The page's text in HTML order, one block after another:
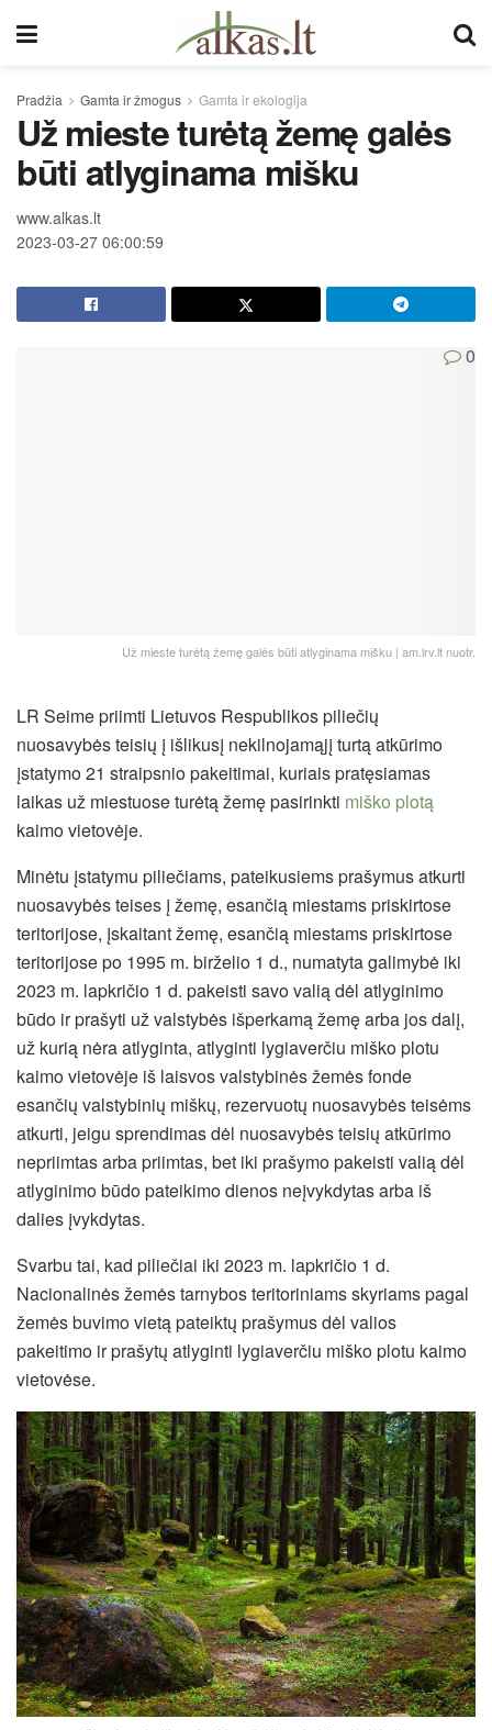
Pradžia Gamta ir žmogus Gamta ir ekologija
Už mieste turėtą žemę galės
būti atlyginama mišku
www.alkas.lt
2023-03-27 06:00:59
0
Už mieste turėtą žemę galės būti atlyginama mišku | am.lrv.lt nuotr.
LR Seime priimti Lietuvos Respublikos piliečių
nuosavybės teisių į išlikusį nekilnojamąjį turtą atkūrimo
įstatymo 21 straipsnio pakeitimai, kuriais pratęsiamas
laikas už miestuose turėtą žemę pasirinkti miško plotą
kaimo vietovėje.
Minėtu įstatymu piliečiams, pateikusiems prašymus atkurti
nuosavybės teises į žemę, esančią miestams priskirtose
teritorijose, įskaitant žemę, esančią miestams priskirtose
teritorijose po 1995 m. birželio 1 d., numatyta galimybė iki
2023 m. lapkričio 1 d. pakeisti savo valią dėl atlyginimo
būdo ir prašyti už valstybės išperkamą žemę arba jos dalį,
už kurią nėra atlyginta, atlyginti lygiaverčiu miško plotu
kaimo vietovėje iš laisvos valstybinės žemės fonde
esančių valstybinių miškų, rezervuotų nuosavybės teisėms
atkurti, jeigu sprendimas dėl nuosavybės teisių atkūrimo
nepriimtas arba priimtas, bet iki prašymo pakeisti valią dėl
atlyginimo būdo pateikimo dienos neįvykdytas arba iš
dalies įvykdytas.
Svarbu tai, kad piliečiai iki 2023 m. lapkričio 1 d.
Nacionalinės žemės tarnybos teritoriniams skyriams pagal
žemės buvimo vietą pateiktų prašymus dėl valios
pakeitimo ir prašytų atlyginti lygiaverčiu miško plotu kaimo
vietovėse.